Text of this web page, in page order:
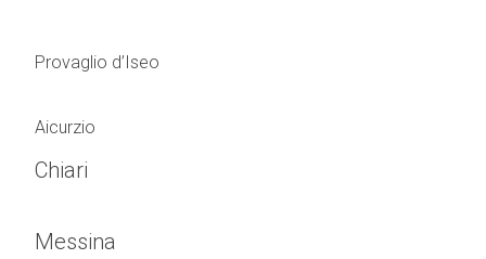
Provaglio d’Iseo
Aicurzio
Chiari
Messina